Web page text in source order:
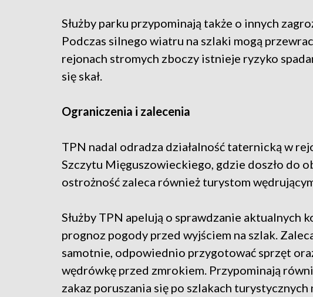
Służby parku przypominają także o innych
Podczas silnego wiatru na szlaki mogą
rejonach stromych zboczy istnieje ryzyko
się skał.
Ograniczenia i zalecenia
TPN nadal odradza działalność taternicką w
Szczytu Mięguszowieckiego, gdzie doszło do
ostrożność zaleca również turystom
Służby TPN apelują o sprawdzanie aktualnych
prognoz pogody przed wyjściem na szlak.
samotnie, odpowiednio przygotować sprzęt
wędrówkę przed zmrokiem. Przypominają
zakaz poruszania się po szlakach turystycznych